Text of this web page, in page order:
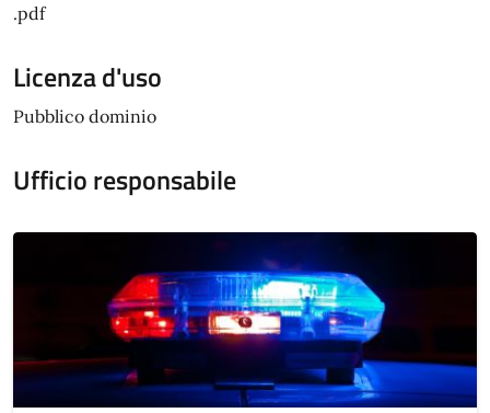
.pdf
Licenza d'uso
Pubblico dominio
Ufficio responsabile